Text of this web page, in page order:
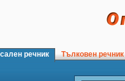
речник Тълковен